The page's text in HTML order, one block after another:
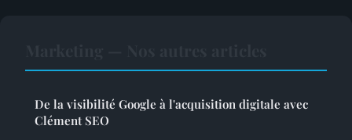
De la visibilité Google à l'acquisition digitale avec
Clément SEO